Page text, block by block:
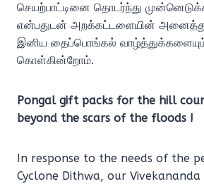
செயற்பாட்டினை தொடர்ந்து
என்பதுடன் அறக்கட்டளையின் அனைத்து
இனிய தைப்பொங்கல் வாழ்த்துக்களையும்
கொள்கின்றோம்.
Pongal gift packs for the hill
beyond the scars of the floods !
In response to the needs of the
Cyclone Dithwa, our Vivekananda